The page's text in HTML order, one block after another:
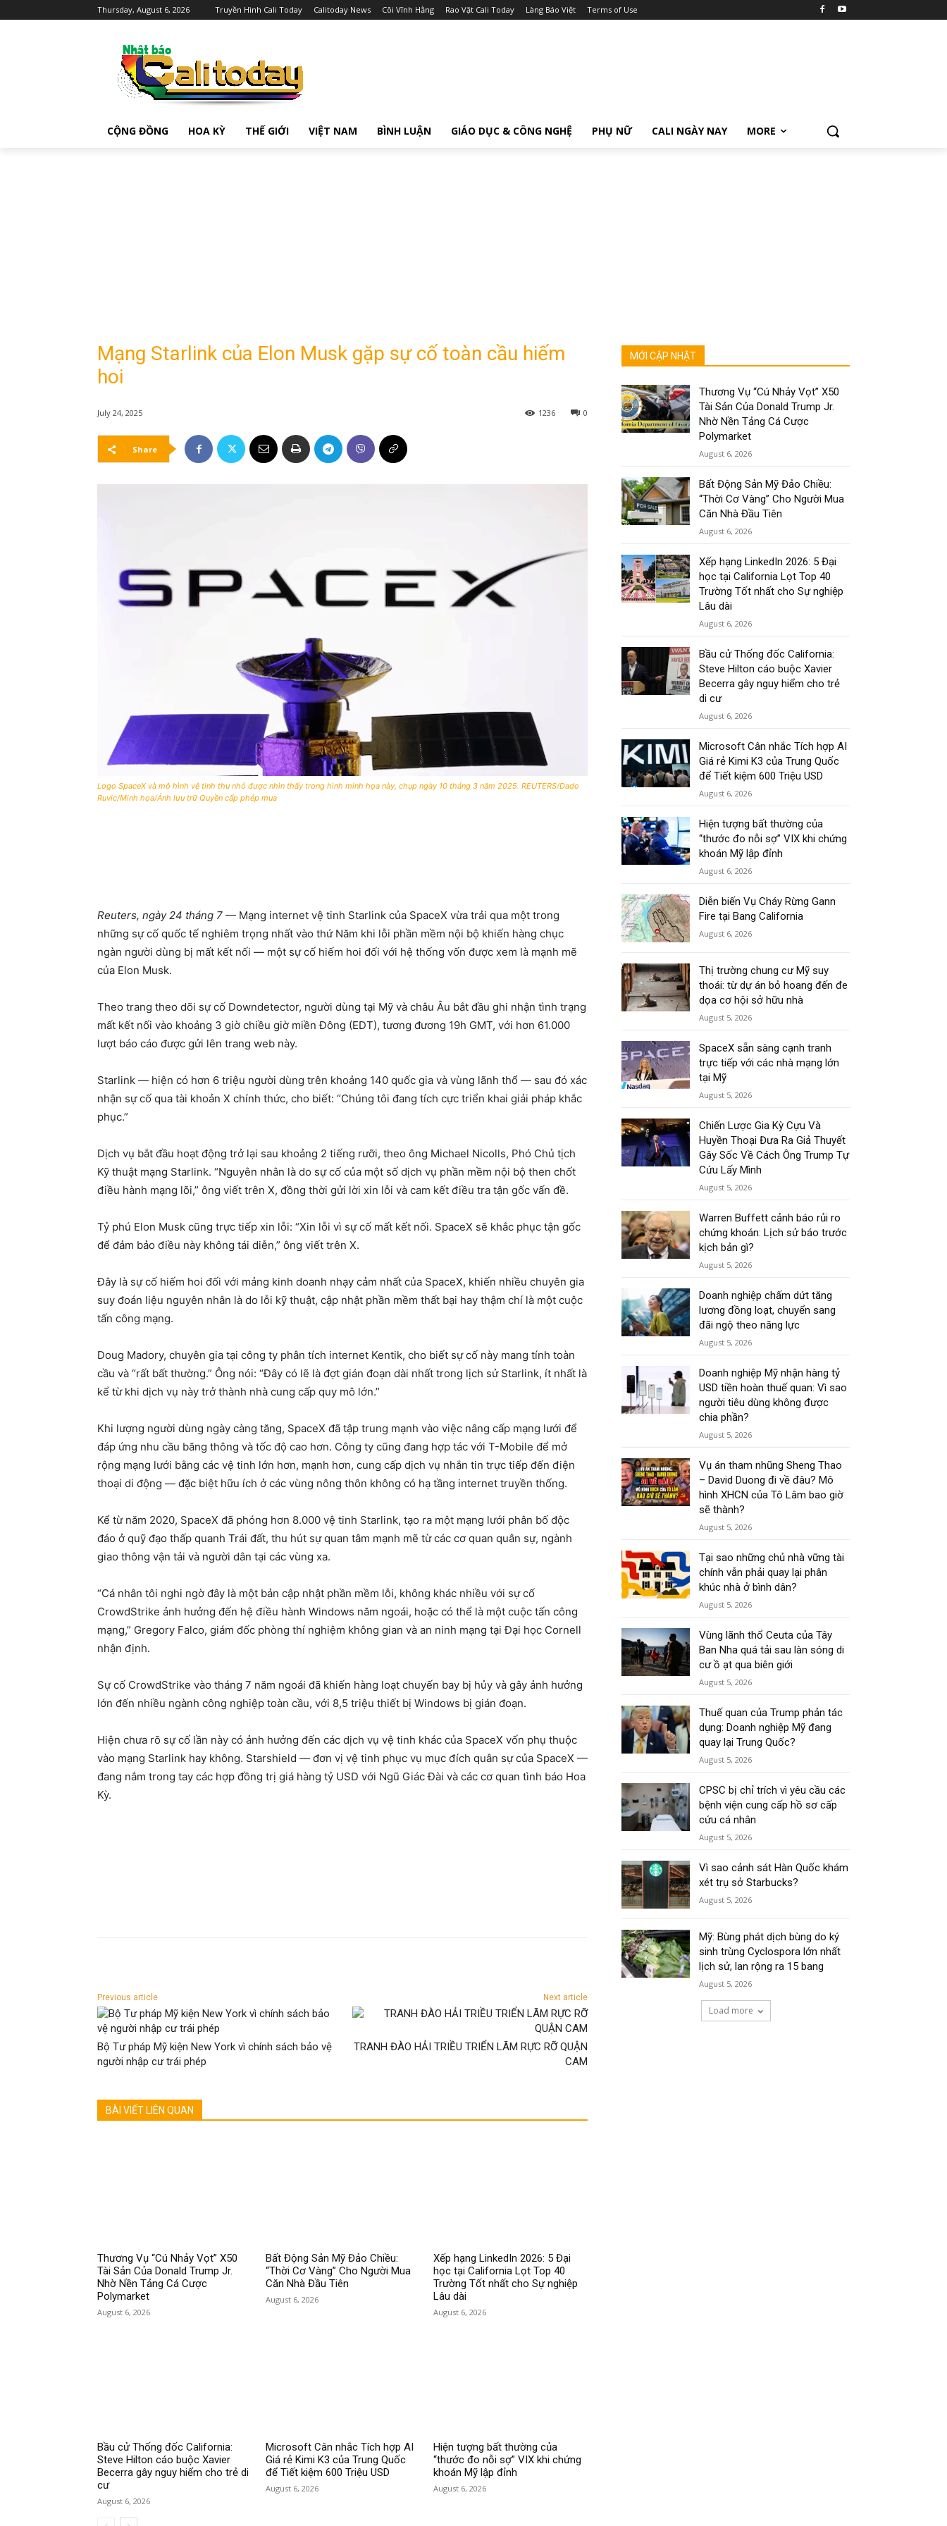
Thursday, August 6, 2026 Truyền Hình Cali Today Calitoday News Cõi Vĩnh Hằng Rao Vặt Cali Today Làng Báo Việt Terms of Use
CỘNG ĐỒNG HOA KỲ THẾ GIỚI VIỆT NAM BÌNH LUẬN GIÁO DỤC & CÔNG NGHỆ PHỤ NỮ CALI NGÀY NAY MORE
Mạng Starlink của Elon Musk gặp sự cố toàn cầu hiếm
hoi
July 24, 2025 0
1236
Share
Logo SpaceX và mô hình vệ tinh thu nhỏ được nhìn thấy trong hình minh họa này, chụp ngày 10 tháng 3 năm 2025. REUTERS/Dado
Ruvic/Minh họa/Ảnh lưu trữ Quyền cấp phép mua
Reuters, ngày 24 tháng 7 — Mạng internet vệ tinh Starlink của SpaceX vừa trải qua một trong
những sự cố quốc tế nghiêm trọng nhất vào thứ Năm khi lỗi phần mềm nội bộ khiến hàng chục
ngàn người dùng bị mất kết nối — một sự cố hiếm hoi đối với hệ thống vốn được xem là mạnh mẽ
của Elon Musk.
Theo trang theo dõi sự cố Downdetector, người dùng tại Mỹ và châu Âu bắt đầu ghi nhận tình trạng
mất kết nối vào khoảng 3 giờ chiều giờ miền Đông (EDT), tương đương 19h GMT, với hơn 61.000
lượt báo cáo được gửi lên trang web này.
Starlink — hiện có hơn 6 triệu người dùng trên khoảng 140 quốc gia và vùng lãnh thổ — sau đó xác
nhận sự cố qua tài khoản X chính thức, cho biết: “Chúng tôi đang tích cực triển khai giải pháp khắc
phục.”
Dịch vụ bắt đầu hoạt động trở lại sau khoảng 2 tiếng rưỡi, theo ông Michael Nicolls, Phó Chủ tịch
Kỹ thuật mạng Starlink. “Nguyên nhân là do sự cố của một số dịch vụ phần mềm nội bộ then chốt
điều hành mạng lõi,” ông viết trên X, đồng thời gửi lời xin lỗi và cam kết điều tra tận gốc vấn đề.
Tỷ phú Elon Musk cũng trực tiếp xin lỗi: “Xin lỗi vì sự cố mất kết nối. SpaceX sẽ khắc phục tận gốc
để đảm bảo điều này không tái diễn,” ông viết trên X.
Đây là sự cố hiếm hoi đối với mảng kinh doanh nhạy cảm nhất của SpaceX, khiến nhiều chuyên gia
suy đoán liệu nguyên nhân là do lỗi kỹ thuật, cập nhật phần mềm thất bại hay thậm chí là một cuộc
tấn công mạng.
Doug Madory, chuyên gia tại công ty phân tích internet Kentik, cho biết sự cố này mang tính toàn
cầu và “rất bất thường.” Ông nói: “Đây có lẽ là đợt gián đoạn dài nhất trong lịch sử Starlink, ít nhất là
kể từ khi dịch vụ này trở thành nhà cung cấp quy mô lớn.”
Khi lượng người dùng ngày càng tăng, SpaceX đã tập trung mạnh vào việc nâng cấp mạng lưới để
đáp ứng nhu cầu băng thông và tốc độ cao hơn. Công ty cũng đang hợp tác với T-Mobile để mở
rộng mạng lưới bằng các vệ tinh lớn hơn, mạnh hơn, cung cấp dịch vụ nhắn tin trực tiếp đến điện
thoại di động — đặc biệt hữu ích ở các vùng nông thôn không có hạ tầng internet truyền thống.
Kể từ năm 2020, SpaceX đã phóng hơn 8.000 vệ tinh Starlink, tạo ra một mạng lưới phân bố độc
đáo ở quỹ đạo thấp quanh Trái đất, thu hút sự quan tâm mạnh mẽ từ các cơ quan quân sự, ngành
giao thông vận tải và người dân tại các vùng xa.
“Cá nhân tôi nghi ngờ đây là một bản cập nhật phần mềm lỗi, không khác nhiều với sự cố
CrowdStrike ảnh hưởng đến hệ điều hành Windows năm ngoái, hoặc có thể là một cuộc tấn công
mạng,” Gregory Falco, giám đốc phòng thí nghiệm không gian và an ninh mạng tại Đại học Cornell
nhận định.
Sự cố CrowdStrike vào tháng 7 năm ngoái đã khiến hàng loạt chuyến bay bị hủy và gây ảnh hưởng
lớn đến nhiều ngành công nghiệp toàn cầu, với 8,5 triệu thiết bị Windows bị gián đoạn.
Hiện chưa rõ sự cố lần này có ảnh hưởng đến các dịch vụ vệ tinh khác của SpaceX vốn phụ thuộc
vào mạng Starlink hay không. Starshield — đơn vị vệ tinh phục vụ mục đích quân sự của SpaceX —
đang nắm trong tay các hợp đồng trị giá hàng tỷ USD với Ngũ Giác Đài và các cơ quan tình báo Hoa
Kỳ.
Previous article
Bộ Tư pháp Mỹ kiện New York vì chính sách bảo vệ
người nhập cư trái phép
Next article
TRANH ĐÀO HẢI TRIỀU TRIỂN LÃM RỰC RỠ QUẬN
CAM
BÀI VIẾT LIÊN QUAN
Thương Vụ “Cú Nhảy Vọt” X50
Tài Sản Của Donald Trump Jr.
Nhờ Nền Tảng Cá Cược
Polymarket
August 6, 2026
Bất Động Sản Mỹ Đảo Chiều:
“Thời Cơ Vàng” Cho Người Mua
Căn Nhà Đầu Tiên
August 6, 2026
Xếp hạng LinkedIn 2026: 5 Đại
học tại California Lọt Top 40
Trường Tốt nhất cho Sự nghiệp
Lâu dài
August 6, 2026
Bầu cử Thống đốc California:
Steve Hilton cáo buộc Xavier
Becerra gây nguy hiểm cho trẻ di
cư
August 6, 2026
Microsoft Cân nhắc Tích hợp AI
Giá rẻ Kimi K3 của Trung Quốc
để Tiết kiệm 600 Triệu USD
August 6, 2026
Hiện tượng bất thường của
“thước đo nỗi sợ” VIX khi chứng
khoán Mỹ lập đỉnh
August 6, 2026
MỚI CẬP NHẬT
Thương Vụ “Cú Nhảy Vọt” X50
Tài Sản Của Donald Trump Jr.
Nhờ Nền Tảng Cá Cược
Polymarket
August 6, 2026
Bất Động Sản Mỹ Đảo Chiều:
“Thời Cơ Vàng” Cho Người Mua
Căn Nhà Đầu Tiên
August 6, 2026
Xếp hạng LinkedIn 2026: 5 Đại
học tại California Lọt Top 40
Trường Tốt nhất cho Sự nghiệp
Lâu dài
August 6, 2026
Bầu cử Thống đốc California:
Steve Hilton cáo buộc Xavier
Becerra gây nguy hiểm cho trẻ
di cư
August 6, 2026
Microsoft Cân nhắc Tích hợp AI
Giá rẻ Kimi K3 của Trung Quốc
để Tiết kiệm 600 Triệu USD
August 6, 2026
Hiện tượng bất thường của
“thước đo nỗi sợ” VIX khi chứng
khoán Mỹ lập đỉnh
August 6, 2026
Diễn biến Vụ Cháy Rừng Gann
Fire tại Bang California
August 6, 2026
Thị trường chung cư Mỹ suy
thoái: từ dự án bỏ hoang đến đe
dọa cơ hội sở hữu nhà
August 5, 2026
SpaceX sẵn sàng cạnh tranh
trực tiếp với các nhà mạng lớn
tại Mỹ
August 5, 2026
Chiến Lược Gia Kỳ Cựu Và
Huyền Thoại Đưa Ra Giả Thuyết
Gây Sốc Về Cách Ông Trump Tự
Cứu Lấy Mình
August 5, 2026
Warren Buffett cảnh báo rủi ro
chứng khoán: Lịch sử báo trước
kịch bản gì?
August 5, 2026
Doanh nghiệp chấm dứt tăng
lương đồng loạt, chuyển sang
đãi ngộ theo năng lực
August 5, 2026
Doanh nghiệp Mỹ nhận hàng tỷ
USD tiền hoàn thuế quan: Vì sao
người tiêu dùng không được
chia phần?
August 5, 2026
Vụ án tham nhũng Sheng Thao
– David Duong đi về đâu? Mô
hình XHCN của Tô Lâm bao giờ
sẽ thành?
August 5, 2026
Tại sao những chủ nhà vững tài
chính vẫn phải quay lại phân
khúc nhà ở bình dân?
August 5, 2026
Vùng lãnh thổ Ceuta của Tây
Ban Nha quá tải sau làn sóng di
cư ồ ạt qua biên giới
August 5, 2026
Thuế quan của Trump phản tác
dụng: Doanh nghiệp Mỹ đang
quay lại Trung Quốc?
August 5, 2026
CPSC bị chỉ trích vì yêu cầu các
bệnh viện cung cấp hồ sơ cấp
cứu cá nhân
August 5, 2026
Vì sao cảnh sát Hàn Quốc khám
xét trụ sở Starbucks?
August 5, 2026
Mỹ: Bùng phát dịch bùng do ký
sinh trùng Cyclospora lớn nhất
lịch sử, lan rộng ra 15 bang
August 5, 2026
Load more